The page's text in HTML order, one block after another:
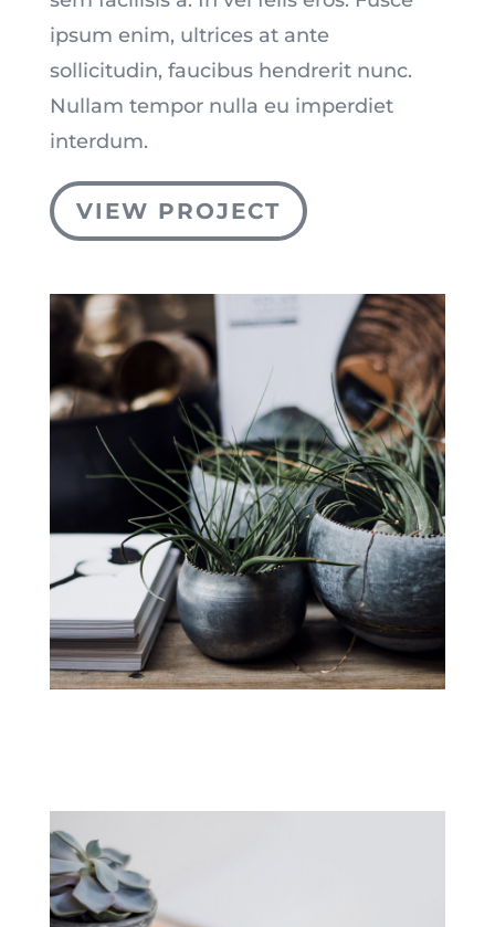
ipsum enim, ultrices at ante
sollicitudin, faucibus hendrerit nunc.
Nullam tempor nulla eu imperdiet
interdum.
VIEW PROJECT